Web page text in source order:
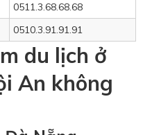
0511.3.68.68.68
0510.3.91.91.91
du lịch ở
An không